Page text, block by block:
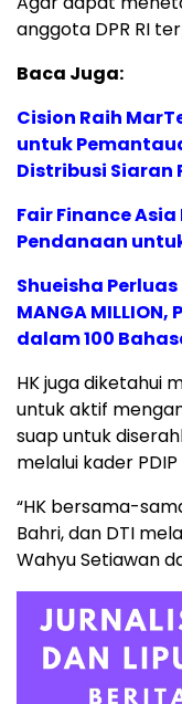
anggota DPR RI
Baca Juga:
Cision Raih
untuk
Distribusi Siaran
Fair Finance
Pendanaan
Shueisha
MANGA
dalam 100
HK juga diketahui
untuk aktif
suap untuk
melalui kader
“HK bersama-
Bahri, dan DTI
Wahyu Setiawan